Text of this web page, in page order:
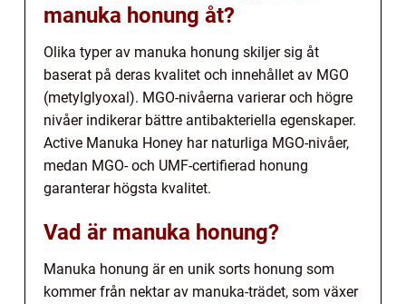
manuka honung åt?
Olika typer av manuka honung skiljer sig åt
baserat på deras kvalitet och innehållet av MGO
(metylglyoxal). MGO-nivåerna varierar och högre
nivåer indikerar bättre antibakteriella egenskaper.
Active Manuka Honey har naturliga MGO-nivåer,
medan MGO- och UMF-certifierad honung
garanterar högsta kvalitet.
Vad är manuka honung?
Manuka honung är en unik sorts honung som
kommer från nektar av manuka-trädet, som växer